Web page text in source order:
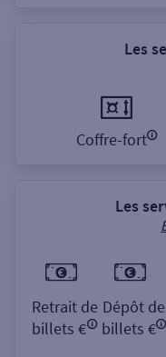
Les
Coffre-fort
Les
Retrait de
billets €
Dépôt de
billets €